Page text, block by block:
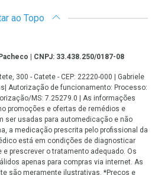
ao Topo
| CNPJ: 33.438.250/0187-08
300 - Catete - CEP: 22220-000 | Gabriele
Autorização de funcionamento: Processo:
MS: 7.25279.0 | As informações
promoções e ofertas de remédios e
ser usadas para automedicação e não
a medicação prescrita pelo profissional da
está em condições de diagnosticar
e prescrever o tratamento adequado. Os
apenas para compras via internet. As
são meramente ilustrativas. *Preços e